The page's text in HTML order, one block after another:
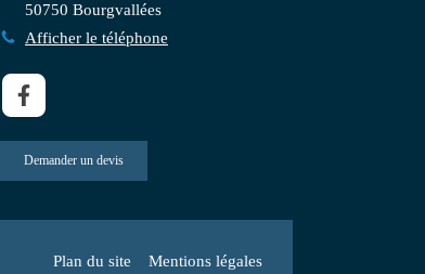
50750 Bourgvallées
Afficher le téléphone
Demander un devis
Plan du site
Mentions légales